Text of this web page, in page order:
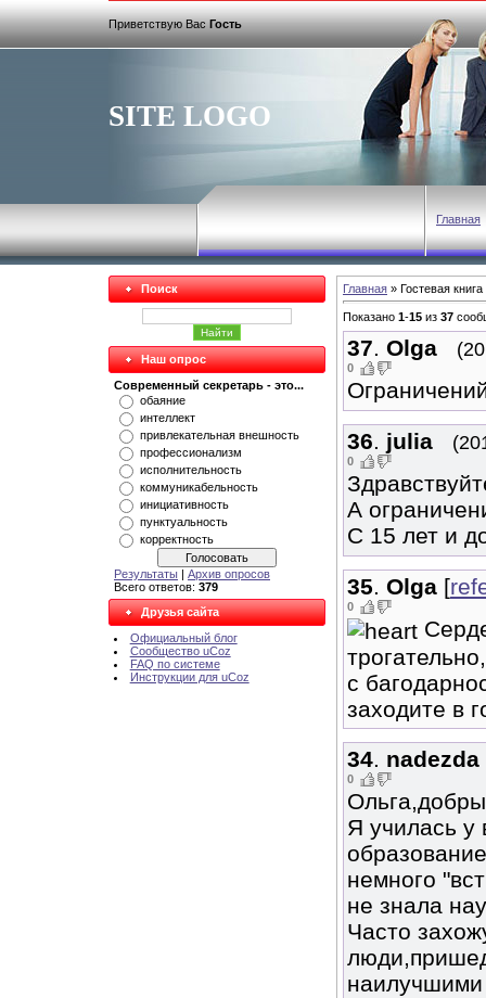
Приветствую Вас Гость
SITE LOGO
Главная
Поиск
Наш опрос
Современный секретарь - это...
обаяние
интеллект
привлекательная внешность
профессионализм
исполнительность
коммуникабельность
инициативность
пунктуальность
корректность
Результаты | Архив опросов
Всего ответов: 379
Друзья сайта
Официальный блог
Сообщество uCoz
FAQ по системе
Инструкции для uCoz
Главная » Гостевая книга
Показано 1-15 из 37
37. Olga
0
36. julia
0
А
С 15 лет и
35. Olga [
0
с
заходите в
34. nadezda
0
Я училась у
немного
не знала
Часто